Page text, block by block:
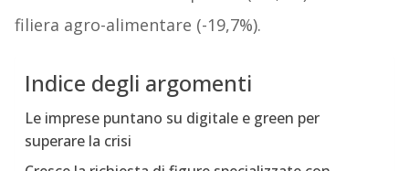
filiera agro-alimentare (-19,7%).
Indice degli argomenti
Le imprese puntano su digitale e green per
superare la crisi